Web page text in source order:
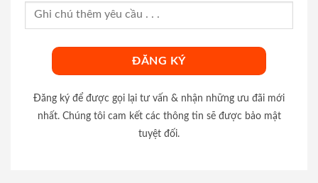
Đăng ký để được gọi lại tư vấn & nhận những ưu đãi mới
nhất. Chúng tôi cam kết các thông tin sẽ được bảo mật
tuyệt đối.